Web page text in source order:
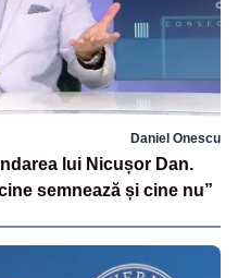
Daniel Onescu
lui Nicușor Dan.
semnează și cine nu”